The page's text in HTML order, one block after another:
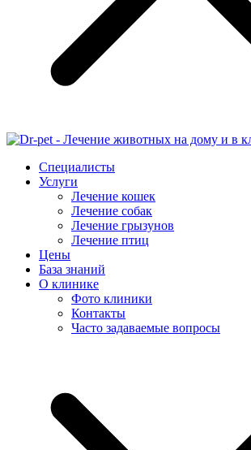
Специалисты
Услуги
Лечение кошек
Лечение собак
Лечение грызунов
Лечение птиц
Цены
База знаний
О клинике
Фото клиники
Контакты
Часто задаваемые вопросы